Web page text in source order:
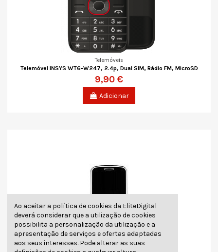
Telemóveis
Telemóvel INSYS WT6-W247, 2.4p, Dual SIM, Rádio FM, MicroSD
9,90 €
Adicionar
Ao aceitar a política de cookies da EliteDigital
deverá considerar que a utilização de cookies
possibilita a personalização da utilização e a
apresentação de serviços e ofertas adaptadas
aos seus interesses. Pode alterar as suas